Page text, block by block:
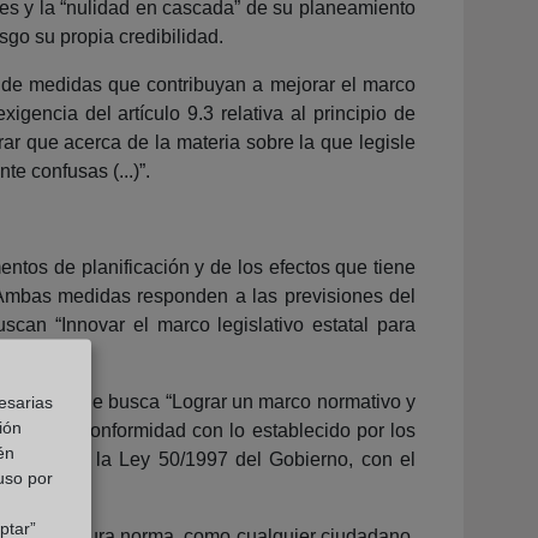
y la “nulidad en cascada” de su planeamiento
su propia credibilidad.
medidas que contribuyan a mejorar el marco
del artículo 9.3 relativa al principio de
que acerca de la materia sobre la que legisle
confusas (...)”.
de planificación y de los efectos que tiene
medidas responden a las previsiones del
“Innovar el marco legislativo estatal para
10.1, que busca “Lograr un marco normativo y
de conformidad con lo establecido por los
26.2 de la Ley 50/1997 del Gobierno, con el
Ley.
por